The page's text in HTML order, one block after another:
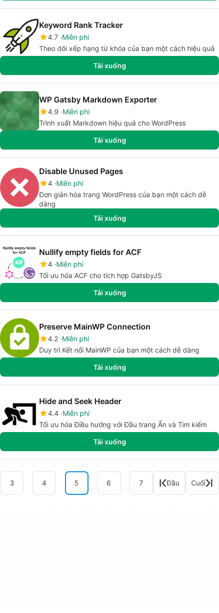
Keyword Rank Tracker
4.7 Miễn phí
Theo dõi xếp hạng từ khóa của bạn một cách hiệu quả
Tải xuống
WP Gatsby Markdown Exporter
4.9 Miễn phí
Trình xuất Markdown hiệu quả cho WordPress
Tải xuống
Disable Unused Pages
4 Miễn phí
Đơn giản hóa trang WordPress của bạn một cách dễ
dàng
Tải xuống
Nullify empty fields for ACF
4 Miễn phí
Tối ưu hóa ACF cho tích hợp GatsbyJS
Tải xuống
Preserve MainWP Connection
4.2 Miễn phí
Duy trì Kết nối MainWP của bạn một cách dễ dàng
Tải xuống
Hide and Seek Header
4.4 Miễn phí
Tối ưu hóa Điều hướng với Đầu trang Ẩn và Tìm kiếm
Tải xuống
3 4 5 6 7 Đầu Cuối